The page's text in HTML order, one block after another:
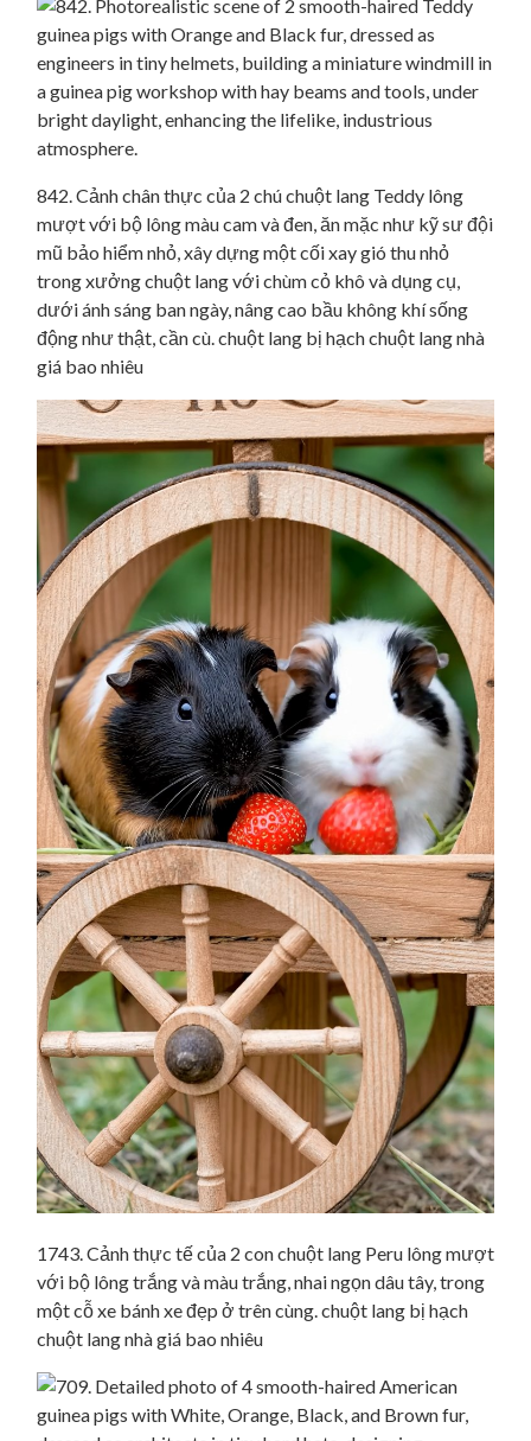
842. Cảnh chân thực của 2 chú chuột lang Teddy lông
mượt với bộ lông màu cam và đen, ăn mặc như kỹ sư đội
mũ bảo hiểm nhỏ, xây dựng một cối xay gió thu nhỏ
trong xưởng chuột lang với chùm cỏ khô và dụng cụ,
dưới ánh sáng ban ngày, nâng cao bầu không khí sống
động như thật, cần cù. chuột lang bị hạch chuột lang nhà
giá bao nhiêu
1743. Cảnh thực tế của 2 con chuột lang Peru lông mượt
với bộ lông trắng và màu trắng, nhai ngọn dâu tây, trong
một cỗ xe bánh xe đẹp ở trên cùng. chuột lang bị hạch
chuột lang nhà giá bao nhiêu